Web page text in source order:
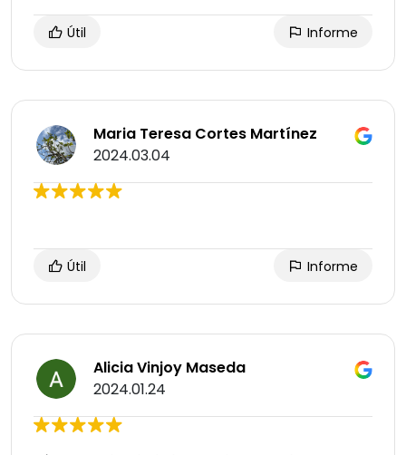
Útil Informe
Maria Teresa Cortes Martínez
2024.03.04
Útil Informe
Alicia Vinjoy Maseda
2024.01.24